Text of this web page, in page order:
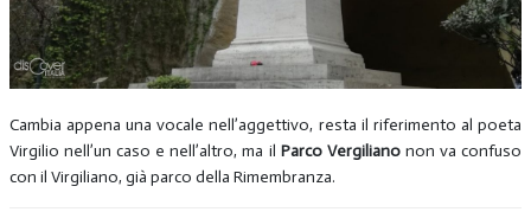
Cambia appena una vocale nell’aggettivo, resta il riferimento al poeta
Virgilio nell’un caso e nell’altro, ma il Parco Vergilianonon va confuso
con il Virgiliano, già parco della Rimembranza.